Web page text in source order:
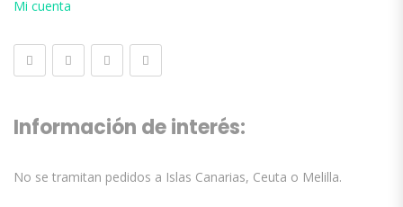
Mi cuenta
Información de interés:
No se tramitan pedidos a Islas Canarias, Ceuta o Melilla.